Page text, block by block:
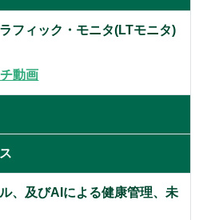
フィック・モニタ(LTモニタ)
動画
、及びAIによる健康管理、未